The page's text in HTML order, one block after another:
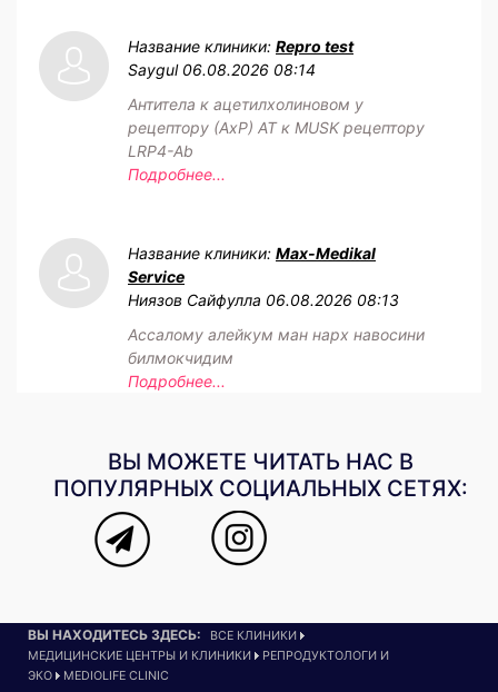
Название клиники: Repro test
Saygul 06.08.2026 08:14
Антитела к ацетилхолиновом у
рецептору (АхР) АТ к MUSK рецептору
LRP4-Ab
Подробнее...
Название клиники: Max-Medikal
Service
Ниязов Сайфулла 06.08.2026 08:13
Ассалому алейкум ман нарх навосини
билмокчидим
Подробнее...
ВЫ МОЖЕТЕ ЧИТАТЬ НАС В
ПОПУЛЯРНЫХ СОЦИАЛЬНЫХ СЕТЯХ:
ВЫ НАХОДИТЕСЬ ЗДЕСЬ:
ВСЕ КЛИНИКИ
МЕДИЦИНСКИЕ ЦЕНТРЫ И КЛИНИКИ
РЕПРОДУКТОЛОГИ И
ЭКО
MEDIOLIFE CLINIC